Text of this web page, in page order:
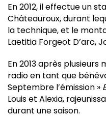
En 2012, il effectue un
Châteauroux, durant
la technique, et le
Laetitia Forgeot D’arc,
En 2013 après plusieurs
radio en tant que
Septembre l’émission »
Louis et Alexia,
durant une saison.